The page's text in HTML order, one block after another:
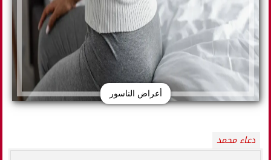
أعراض الناسور
دعاء محمد